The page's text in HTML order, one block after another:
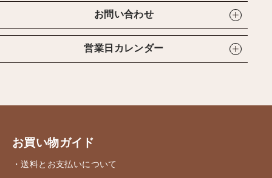
お問い合わせ
営業日カレンダー
お買い物ガイド
・送料とお支払いについて